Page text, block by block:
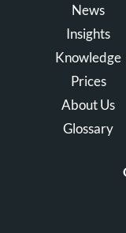
News
Insights
Knowledge
Prices
About Us
Glossary